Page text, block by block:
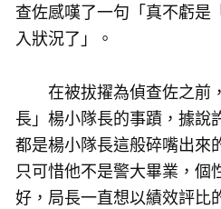
查佐感嘆了一句「真不虧是
入狀況了」。
在被拔擢為偵查佐之前
長」楊小隊長的事蹟，據說
都是楊小隊長這般碎嘴出來
只可惜他不是警大畢業，個
好，局長一直想以績效評比